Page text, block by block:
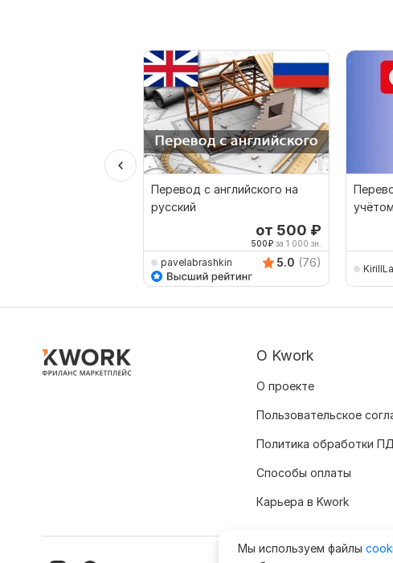
Перевод с английского на
русский
от 500 ₽
500₽ за 1 000 зн.
pavelabrashkin 5.0 (76)
Мы используем файлы
О Kwork
О проекте
Пользовательское
Политика обработки ПД
Способы оплаты
Карьера в Kwork